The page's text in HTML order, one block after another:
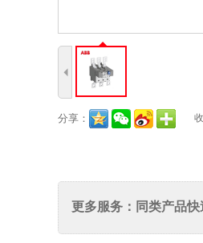
4
分享：
更多服务：同类产品